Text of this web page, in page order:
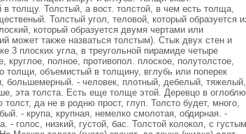
толщу. Толстый, а вост. толстой, в чем есть толща,
Толстый угол, теловой, который образуется
который образуется двумя чертами или
может также назваться толстым). Стык двух стен и
3 плоских угла, в треугольной пирамиде четыре
круглое, полное, противопол. плоское, полутолстое,
толщи, объемистый в толщину, вглубь или поперек
большемерный. - человек, плотный, дебелый, тяжелый,
эта толста. Есть еще толще этой. Деревцо в
да не в родню прост, глуп. Толсто будет, много,
- крупа, крупная, немелко смолотая, обдирная. -
голос, низкий, густой, бас. Толстой колокол, с густым